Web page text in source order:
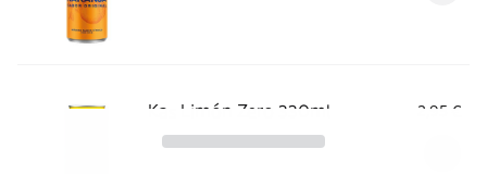
Kas Limón Zero 330ml 2,95 €